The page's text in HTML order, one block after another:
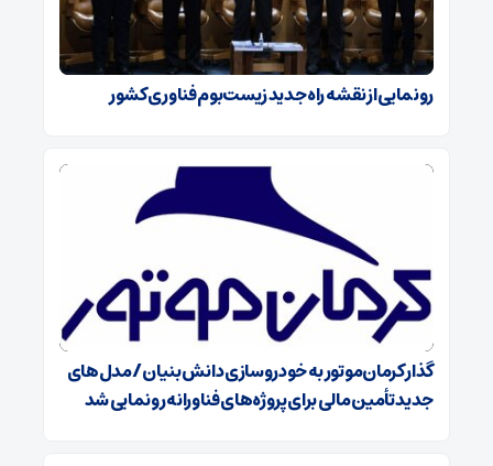
رونمایی از نقشه راه جدید زیست‌بوم فناوری کشور
گذار کرمان‌موتور به خودروسازی دانش‌بنیان/ مدل‌های
جدید تأمین مالی برای پروژه‌های فناورانه رونمایی شد